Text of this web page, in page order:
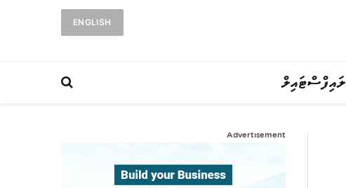
ENGLISH
ލައިފްސްޓައިލް
Advertisement